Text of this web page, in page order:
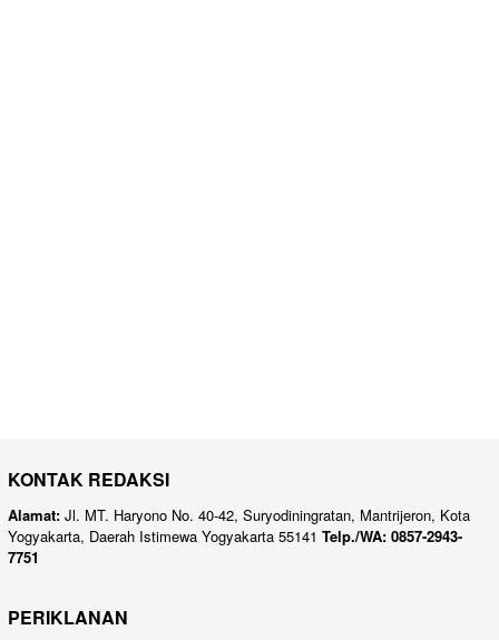
KONTAK REDAKSI
Alamat: Jl. MT. Haryono No. 40-42, Suryodiningratan, Mantrijeron, Kota
Yogyakarta, Daerah Istimewa Yogyakarta 55141 Telp./WA: 0857-2943-
7751
PERIKLANAN